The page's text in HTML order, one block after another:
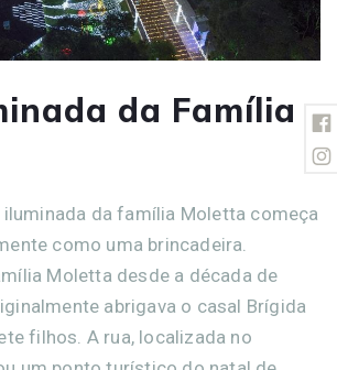
da Família
da família Moletta começa
como uma brincadeira.
Moletta desde a década de
abrigava o casal Brígida
filhos. A rua, localizada no